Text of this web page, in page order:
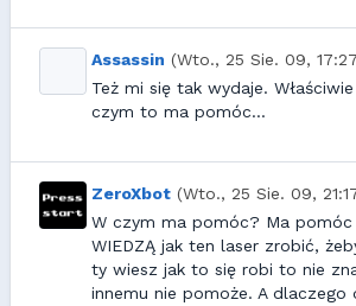
Assassin (Wto., 25 Sie. 09,
Też mi się tak wydaje.
czym to ma pomóc...
ZeroXbot (Wto., 25 Sie. 09,
W czym ma pomóc? Ma
WIEDZĄ jak ten laser zrobić,
ty wiesz jak to się robi to nie
innemu nie pomoże. A dlaczego